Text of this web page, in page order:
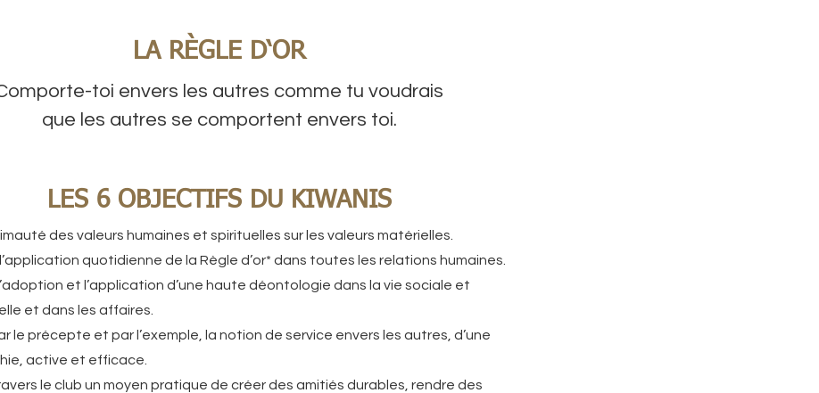
LA RÈGLE D‘OR
toi envers les autres comme tu voudrais
que les autres se comportent envers toi.
LES 6 OBJECTIFS DU KIWANIS
des valeurs humaines et spirituelles sur les valeurs matérielles.
quotidienne de la Règle d’or* dans toutes les relations humaines.
et l’application d’une haute déontologie dans la vie sociale et
et dans les affaires.
le précepte et par l’exemple, la notion de service envers les autres, d’une
active et efficace.
le club un moyen pratique de créer des amitiés durables, rendre des